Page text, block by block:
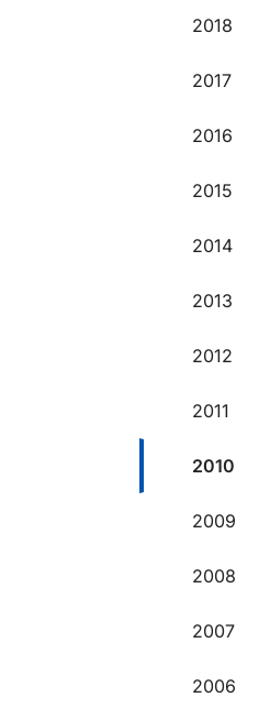
2018
2017
2016
2015
2014
2013
2012
2011
2010
2009
2008
2007
2006